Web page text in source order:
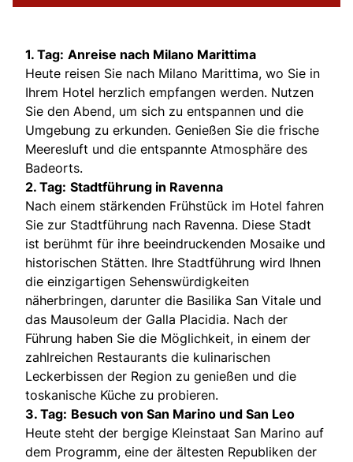
1. Tag: Anreise nach Milano Marittima
Heute reisen Sie nach Milano Marittima, wo Sie in
Ihrem Hotel herzlich empfangen werden. Nutzen
Sie den Abend, um sich zu entspannen und die
Umgebung zu erkunden. Genießen Sie die frische
Meeresluft und die entspannte Atmosphäre des
Badeorts.
2. Tag: Stadtführung in Ravenna
Nach einem stärkenden Frühstück im Hotel fahren
Sie zur Stadtführung nach Ravenna. Diese Stadt
ist berühmt für ihre beeindruckenden Mosaike und
historischen Stätten. Ihre Stadtführung wird Ihnen
die einzigartigen Sehenswürdigkeiten
näherbringen, darunter die Basilika San Vitale und
das Mausoleum der Galla Placidia. Nach der
Führung haben Sie die Möglichkeit, in einem der
zahlreichen Restaurants die kulinarischen
Leckerbissen der Region zu genießen und die
toskanische Küche zu probieren.
3. Tag: Besuch von San Marino und San Leo
Heute steht der bergige Kleinstaat San Marino auf
dem Programm, eine der ältesten Republiken der